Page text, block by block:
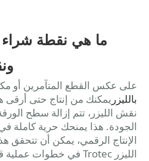
ما هي نقطة شراء
على عكس القطع المتآمرين أو
بالليزر يمكنك من إنتاج حتى أرقى
نقش الليزر، تتم إزالة سطح
الجودة. هذا يمنحك حرية كاملة
الإنتاج الرقمي، يمكن أن
الليزر Trotec في خطوات عملية قليلة فقط.